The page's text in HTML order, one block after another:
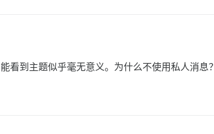
看到主题似乎毫无意义。为什么不使用私人消息？